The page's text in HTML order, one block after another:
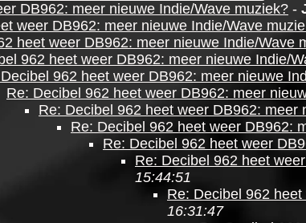
DB962: meer nieuwe Indie/Wave muziek? -
weer DB962: meer nieuwe Indie/Wave
heet weer DB962: meer nieuwe Indie/Wave
962 heet weer DB962: meer nieuwe Indie/
962 heet weer DB962: meer nieuwe
Re: Decibel 962 heet weer DB962: meer
Re: Decibel 962 heet weer DB962: meer
Re: Decibel 962 heet weer DB962:
Re: Decibel 962 heet weer
Re: Decibel 962 heet
15:44:51
Re: Decibel 962
16:31:47